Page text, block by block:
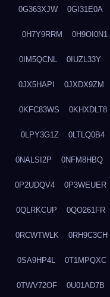
0G363XJW 0GI31E0A
0H7Y9RRM 0H9OI0N1
0IM5QCNL 0IUZL33Y
0JX5HAPI 0JXDX9ZM
0KFC83WS 0KHXDLT8
0LPY3G1Z 0LTLQ0B4
0NALSI2P 0NFM8HBQ
0P2UDQV4 0P3WEUER
0QLRKCUP 0QO261FR
0RCWTWLK 0RH9C3CH
0SA9HP4L 0T1MPQXC
0TWV72OF 0U01AD7B